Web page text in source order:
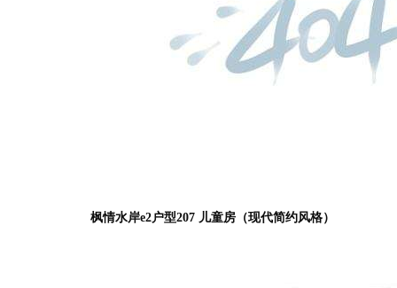
枫情水岸e2户型207 儿童房（现代简约风格）